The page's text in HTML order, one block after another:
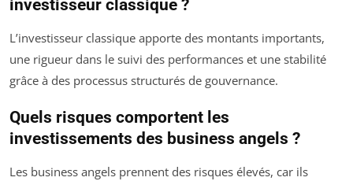
investisseur classique ?
L’investisseur classique apporte des montants importants,
une rigueur dans le suivi des performances et une stabilité
grâce à des processus structurés de gouvernance.
Quels risques comportent les
investissements des business angels ?
Les business angels prennent des risques élevés, car ils